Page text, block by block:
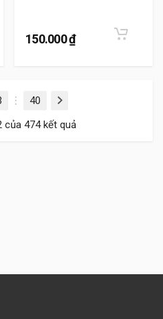
150.000₫
…
40
Next
của 474 kết quả